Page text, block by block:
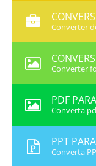
Converter
Converter
PDF
Converta
PPT
Converta